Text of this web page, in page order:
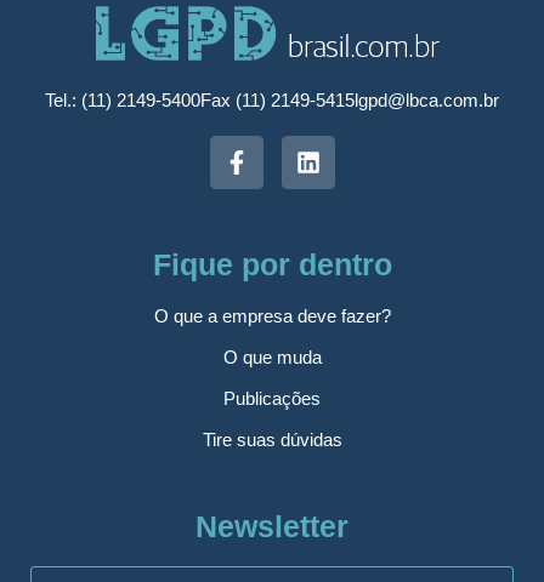
Tel.: (11) 2149-5400Fax (11) 2149-5415lgpd@lbca.com.br
Fique por dentro
O que a empresa deve fazer?
O que muda
Publicações
Tire suas dúvidas
Newsletter